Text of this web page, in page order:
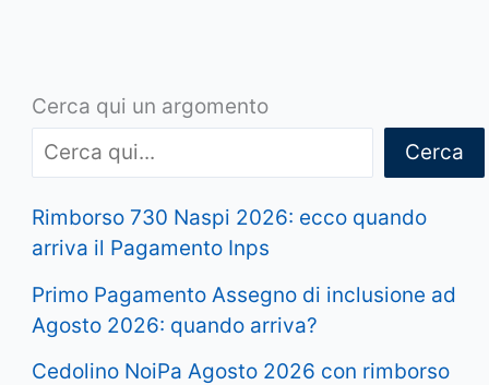
Cerca qui un argomento
Cerca
Rimborso 730 Naspi 2026: ecco quando
arriva il Pagamento Inps
Primo Pagamento Assegno di inclusione ad
Agosto 2026: quando arriva?
Cedolino NoiPa Agosto 2026 con rimborso